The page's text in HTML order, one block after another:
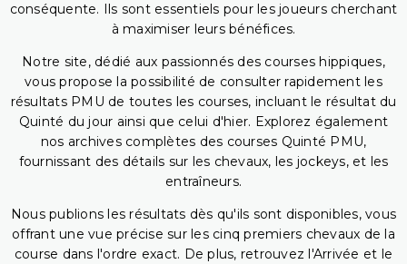
conséquente. Ils sont essentiels pour les joueurs cherchant
à maximiser leurs bénéfices.
Notre site, dédié aux passionnés des courses hippiques,
vous propose la possibilité de consulter rapidement les
résultats PMU de toutes les courses, incluant le résultat du
Quinté du jour ainsi que celui d'hier. Explorez également
nos archives complètes des courses Quinté PMU,
fournissant des détails sur les chevaux, les jockeys, et les
entraîneurs.
Nous publions les résultats dès qu'ils sont disponibles, vous
offrant une vue précise sur les cinq premiers chevaux de la
course dans l'ordre exact. De plus, retrouvez l'Arrivée et le